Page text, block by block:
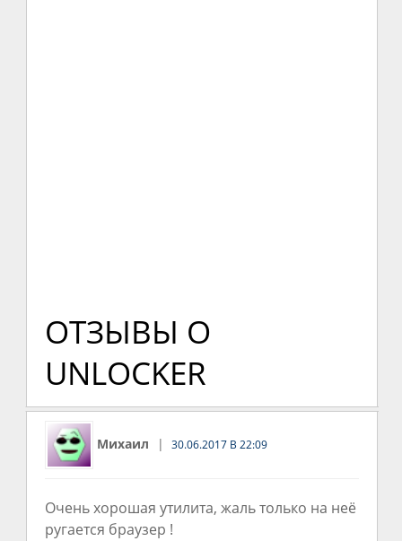
ОТЗЫВЫ О
UNLOCKER
Михаил 30.06.2017 В 22:09
Очень хорошая утилита, жаль только на неё
ругается браузер !